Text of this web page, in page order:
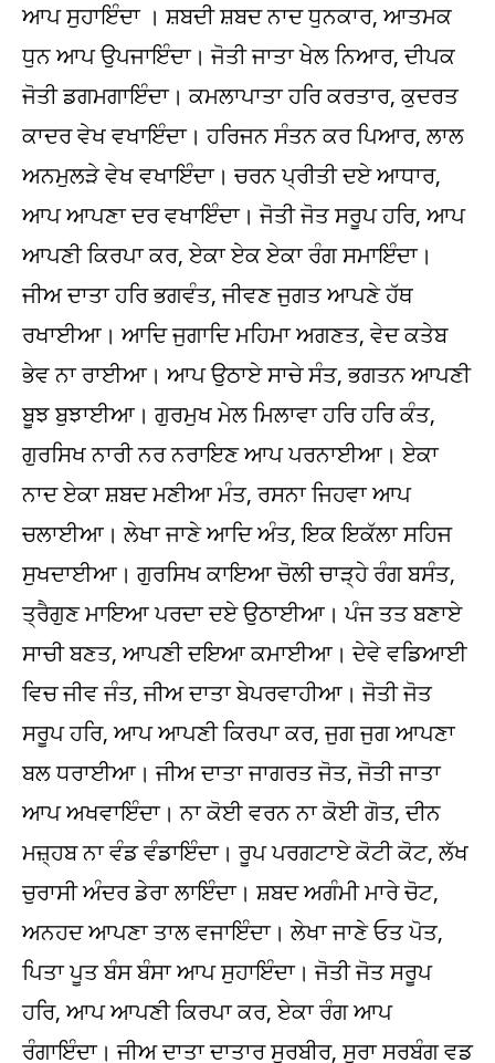
ਆਪ ਸੁਹਾਇੰਦਾ । ਸ਼ਬਦੀ ਸ਼ਬਦ ਨਾਦ ਧੁਨਕਾਰ, ਆਤਮਕ
ਧੁਨ ਆਪ ਉਪਜਾਇੰਦਾ। ਜੋਤੀ ਜਾਤਾ ਖੇਲ ਨਿਆਰ, ਦੀਪਕ
ਜੋਤੀ ਡਗਮਗਾਇੰਦਾ। ਕਮਲਾਪਾਤਾ ਹਰਿ ਕਰਤਾਰ, ਕੁਦਰਤ
ਕਾਦਰ ਵੇਖ ਵਖਾਇੰਦਾ। ਹਰਿਜਨ ਸੰਤਨ ਕਰ ਪਿਆਰ, ਲਾਲ
ਅਨਮੁਲੜੇ ਵੇਖ ਵਖਾਇੰਦਾ। ਚਰਨ ਪ੍ਰੀਤੀ ਦਏ ਆਧਾਰ,
ਆਪ ਆਪਣਾ ਦਰ ਵਖਾਇੰਦਾ। ਜੋਤੀ ਜੋਤ ਸਰੂਪ ਹਰਿ, ਆਪ
ਆਪਣੀ ਕਿਰਪਾ ਕਰ, ਏਕਾ ਏਕ ਏਕਾ ਰੰਗ ਸਮਾਇੰਦਾ।
ਜੀਅ ਦਾਤਾ ਹਰਿ ਭਗਵੰਤ, ਜੀਵਣ ਜੁਗਤ ਆਪਣੇ ਹੱਥ
ਰਖਾਈਆ। ਆਦਿ ਜੁਗਾਦਿ ਮਹਿਮਾ ਅਗਣਤ, ਵੇਦ ਕਤੇਬ
ਭੇਵ ਨਾ ਰਾਈਆ। ਆਪ ਉਠਾਏ ਸਾਚੇ ਸੰਤ, ਭਗਤਨ ਆਪਣੀ
ਬੂਝ ਬੁਝਾਈਆ। ਗੁਰਮੁਖ ਮੇਲ ਮਿਲਾਵਾ ਹਰਿ ਹਰਿ ਕੰਤ,
ਗੁਰਸਿਖ ਨਾਰੀ ਨਰ ਨਰਾਇਣ ਆਪ ਪਰਨਾਈਆ। ਏਕਾ
ਨਾਦ ਏਕਾ ਸ਼ਬਦ ਮਣੀਆ ਮੰਤ, ਰਸਨਾ ਜਿਹਵਾ ਆਪ
ਚਲਾਈਆ। ਲੇਖਾ ਜਾਣੇ ਆਦਿ ਅੰਤ, ਇਕ ਇਕੱਲਾ ਸਹਿਜ
ਸੁਖਦਾਈਆ। ਗੁਰਸਿਖ ਕਾਇਆ ਚੋਲੀ ਚਾੜ੍ਹੇ ਰੰਗ ਬਸੰਤ,
ਤ੍ਰੈਗੁਣ ਮਾਇਆ ਪਰਦਾ ਦਏ ਉਠਾਈਆ। ਪੰਜ ਤਤ ਬਣਾਏ
ਸਾਚੀ ਬਣਤ, ਆਪਣੀ ਦਇਆ ਕਮਾਈਆ। ਦੇਵੇ ਵਡਿਆਈ
ਵਿਚ ਜੀਵ ਜੰਤ, ਜੀਅ ਦਾਤਾ ਬੇਪਰਵਾਹੀਆ। ਜੋਤੀ ਜੋਤ
ਸਰੂਪ ਹਰਿ, ਆਪ ਆਪਣੀ ਕਿਰਪਾ ਕਰ, ਜੁਗ ਜੁਗ ਆਪਣਾ
ਬਲ ਧਰਾਈਆ। ਜੀਅ ਦਾਤਾ ਜਾਗਰਤ ਜੋਤ, ਜੋਤੀ ਜਾਤਾ
ਆਪ ਅਖਵਾਇੰਦਾ। ਨਾ ਕੋਈ ਵਰਨ ਨਾ ਕੋਈ ਗੋਤ, ਦੀਨ
ਮਜ਼੍ਹਬ ਨਾ ਵੰਡ ਵੰਡਾਇੰਦਾ। ਰੂਪ ਪਰਗਟਾਏ ਕੋਟੀ ਕੋਟ, ਲੱਖ
ਚੁਰਾਸੀ ਅੰਦਰ ਡੇਰਾ ਲਾਇੰਦਾ। ਸ਼ਬਦ ਅਗੰਮੀ ਮਾਰੇ ਚੋਟ,
ਅਨਹਦ ਆਪਣਾ ਤਾਲ ਵਜਾਇੰਦਾ। ਲੇਖਾ ਜਾਣੇ ਓਤ ਪੋਤ,
ਪਿਤਾ ਪੂਤ ਬੰਸ ਬੰਸਾ ਆਪ ਸੁਹਾਇੰਦਾ। ਜੋਤੀ ਜੋਤ ਸਰੂਪ
ਹਰਿ, ਆਪ ਆਪਣੀ ਕਿਰਪਾ ਕਰ, ਏਕਾ ਰੰਗ ਆਪ
ਰੰਗਾਇੰਦਾ। ਜੀਅ ਦਾਤਾ ਦਾਤਾਰ ਸੂਰਬੀਰ, ਸੂਰਾ ਸਰਬੰਗ ਵਡ